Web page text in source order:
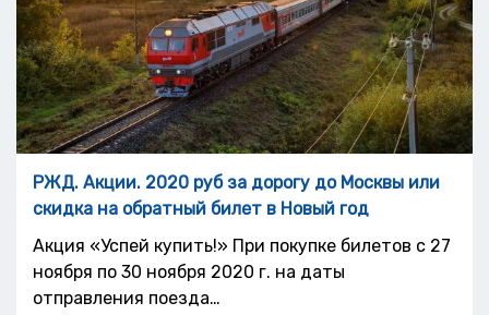
РЖД. Акции. 2020 руб за дорогу до Москвы или
скидка на обратный билет в Новый год
Акция «Успей купить!» При покупке билетов с 27
ноября по 30 ноября 2020 г. на даты
отправления поезда…